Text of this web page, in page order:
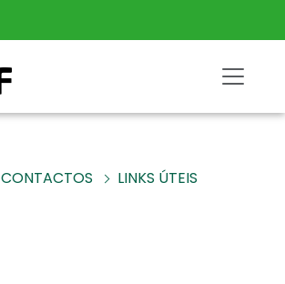
CONTACTOS LINKS ÚTEIS